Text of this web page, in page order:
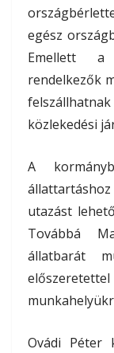
egész
Emellett a
rendelkezők
közlekedési
A
utazást
Továbbá
állatbarát
Ovádi Péter